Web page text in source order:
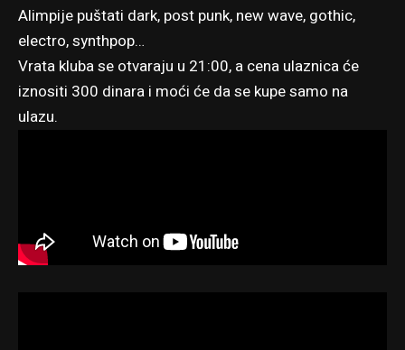
Alimpije puštati dark, post punk, new wave, gothic,
electro, synthpop…
Vrata kluba se otvaraju u 21:00, a cena ulaznica će
iznositi 300 dinara i moći će da se kupe samo na
ulazu.